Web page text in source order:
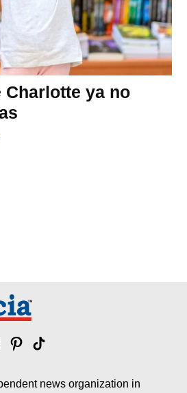
ya no
Pinterest
Tik
news organization in